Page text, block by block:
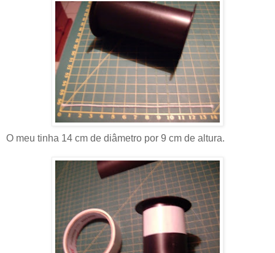
O meu tinha 14 cm de diâmetro por 9 cm de altura.